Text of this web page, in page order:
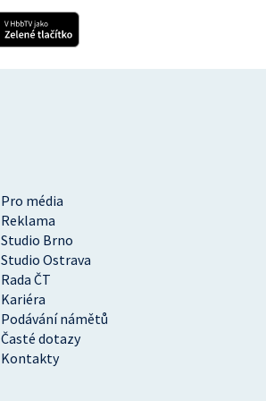
Pro média
Reklama
Studio Brno
Studio Ostrava
Rada ČT
Kariéra
Podávání námětů
Časté dotazy
Kontakty